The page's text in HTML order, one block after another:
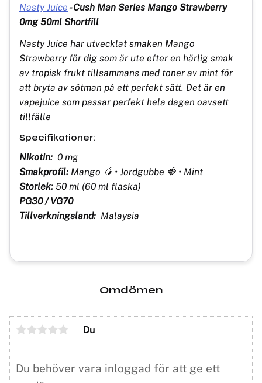
Nasty Juice - Cush Man Series Mango Strawberry
0mg 50ml Shortfill
Nasty Juice har utvecklat smaken Mango
Strawberry för dig som är ute efter en härlig smak
av tropisk frukt tillsammans med toner av mint för
att bryta av sötman på ett perfekt sätt. Det är en
vapejuice som passar perfekt hela dagen oavsett
tillfälle
Specifikationer:
Nikotin: 0 mg
Smakprofil: Mango 🥭 • Jordgubbe 🍓 • Mint
Storlek: 50 ml (60 ml flaska)
PG30 / VG70
Tillverkningsland: Malaysia
Omdömen
Du